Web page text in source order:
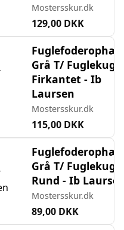
Mostersskur.dk
129,00 DKK
Grå T/
Firkantet - Ib
Laursen
Mostersskur.dk
115,00 DKK
Grå T/
Rund - Ib
Mostersskur.dk
89,00 DKK